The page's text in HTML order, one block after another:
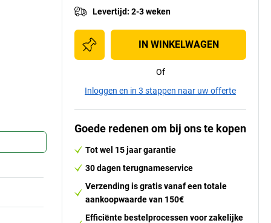
Levertijd: 2-3 weken
IN WINKELWAGEN
Of
Inloggen en in 3 stappen naar uw offerte
Goede redenen om bij ons te kopen
Tot wel 15 jaar garantie
30 dagen terugnameservice
Verzending is gratis vanaf een totale
aankoopwaarde van 150€
Efficiënte bestelprocessen voor zakelijke